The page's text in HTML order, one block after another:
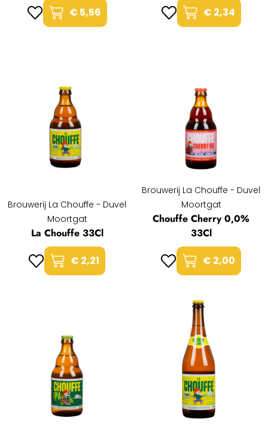
€ 5,56
€ 2,34
Brouwerij La Chouffe - Duvel
Moortgat
La Chouffe 33Cl
€ 2,21
Brouwerij La Chouffe - Duvel
Moortgat
Chouffe Cherry 0,0%
33Cl
€ 2,00